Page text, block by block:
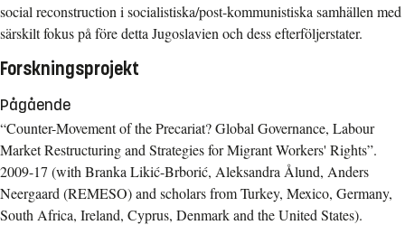
social reconstruction i socialistiska/post-kommunistiska samhällen med
särskilt fokus på före detta Jugoslavien och dess efterföljerstater.
Forskningsprojekt
Pågående
“Counter-Movement of the Precariat? Global Governance, Labour
Market Restructuring and Strategies for Migrant Workers' Rights”.
2009-17 (with Branka Likić-Brborić, Aleksandra Ålund, Anders
Neergaard (REMESO) and scholars from Turkey, Mexico, Germany,
South Africa, Ireland, Cyprus, Denmark and the United States).